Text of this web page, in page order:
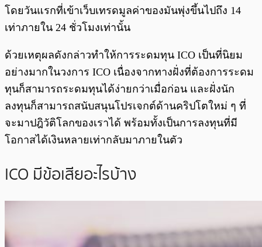
โดยวันแรกที่เข้าเว็บเทรดมูลค่าของมันพุ่งขึ้นไปถึง 14
เท่าภายใน 24 ชั่วโมงเท่านั้น
ด้วยเหตุผลดังกล่าวทำให้การระดมทุน ICO เป็นที่นิยม
อย่างมากในวงการ ICO เนื่องจากทางฝั่งที่ต้องการระดม
ทุนก็สามารถระดมทุนได้ง่ายกว่าเมื่อก่อน และฝั่งนัก
ลงทุนก็สามารถสนับสนุนโปรเจกต์ด้านคริปโตใหม่ ๆ ที่
จะมาปฎิวัติโลกของเราได้ พร้อมทั้งเป็นการลงทุนที่มี
โอกาสได้เงินหลายเท่ากลับมาภายในตัว
ICO มีข้อเสียอะไรบ้าง